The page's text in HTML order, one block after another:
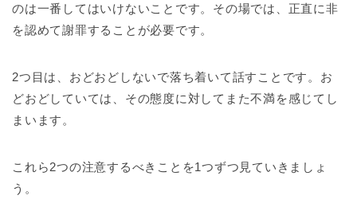
のは一番してはいけないことです。その場では、正直に非
を認めて謝罪することが必要です。
2つ目は、おどおどしないで落ち着いて話すことです。お
どおどしていては、その態度に対してまた不満を感じてし
まいます。
これら2つの注意するべきことを1つずつ見ていきましょ
う。